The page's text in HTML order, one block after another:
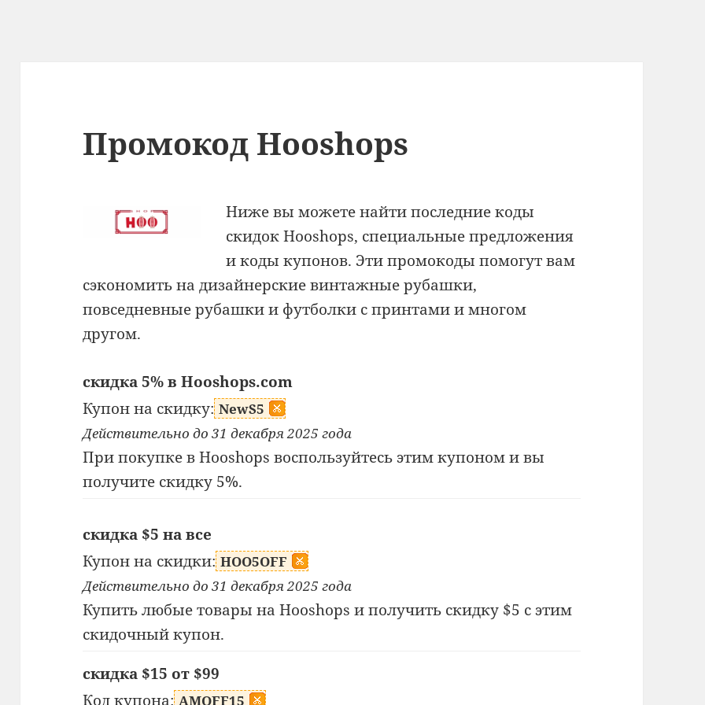
Промокод Hooshops
Ниже вы можете найти последние коды
скидок Hooshops, специальные предложения
и коды купонов. Эти промокоды помогут вам
сэкономить на дизайнерские винтажные рубашки,
повседневные рубашки и футболки с принтами и многом
другом.
скидка 5% в Hooshops.com
Купон на скидку: NewS5
Действительно до 31 декабря 2025 года
При покупке в Hooshops воспользуйтесь этим купоном и вы
получите скидку 5%.
скидка $5 на все
Купон на скидки: HOO5OFF
Действительно до 31 декабря 2025 года
Купить любые товары на Hooshops и получить скидку $5 с этим
скидочный купон.
скидка $15 от $99
Код купона: AMOFF15